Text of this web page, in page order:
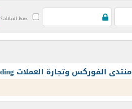
حفظ البيانات؟
منتدى الفوركس وتجارة العملات Forex and Currency Trading